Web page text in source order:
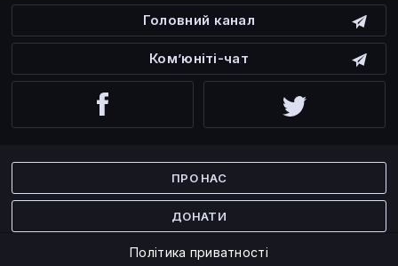
Головний канал
Ком’юніті-чат
ПРО НАС
ДОНАТИ
Політика приватності